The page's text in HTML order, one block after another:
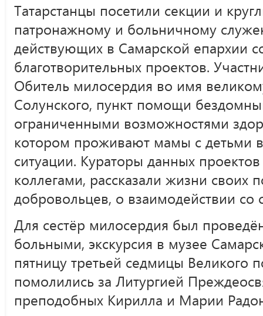
Татарстанцы посетили секции и
патронажному и больничному
действующих в Самарской епархии
благотворительных проектов.
Обитель милосердия во имя
Солунского, пункт помощи
ограниченными возможностями
котором проживают мамы с детьми
ситуации. Кураторы данных
коллегами, рассказали жизни своих
добровольцев, о взаимодействии со
Для сестёр милосердия был
больными, экскурсия в музее
пятницу третьей седмицы Великого
помолились за Литургией
преподобных Кирилла и Марии